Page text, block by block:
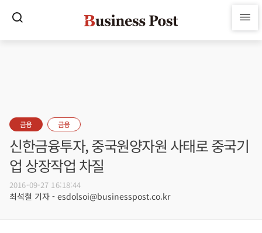
금융 금융
신한금융투자, 중국원양자원 사태로 중국기
업 상장작업 차질
2016-09-27 16:18:44
최석철 기자 - esdolsoi@businesspost.co.kr